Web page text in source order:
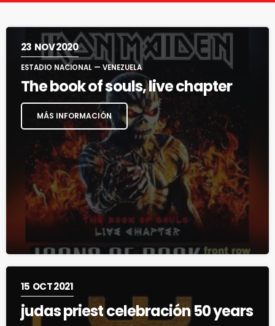
23 NOV 2020
ESTADIO NACIONAL — VENEZUELA
The book of souls, live chapter
MÁS INFORMACIÓN
15 OCT 2021
judas priest celebración 50 years